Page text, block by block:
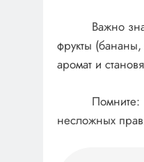
Важно
фрукты
аромат и
Помните:
несложных